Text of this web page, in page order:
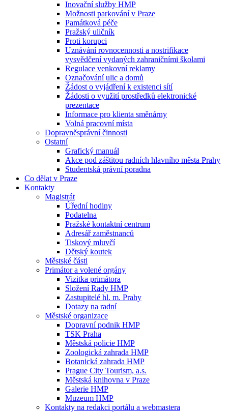
Inovační služby HMP
Možnosti parkování v Praze
Památková péče
Pražský uličník
Proti korupci
Uznávání rovnocennosti a nostrifikace
vysvědčení vydaných zahraničními školami
Regulace venkovní reklamy
Označování ulic a domů
Žádost o vyjádření k existenci sítí
Žádosti o využití prostředků elektronické
prezentace
Informace pro klienta směnárny
Volná pracovní místa
Dopravněsprávní činnosti
Ostatní
Grafický manuál
Akce pod záštitou radních hlavního města Prahy
Studentská právní poradna
Co dělat v Praze
Kontakty
Magistrát
Úřední hodiny
Podatelna
Pražské kontaktní centrum
Adresář zaměstnanců
Tiskový mluvčí
Dětský koutek
Městské části
Primátor a volené orgány
Vizitka primátora
Složení Rady HMP
Zastupitelé hl. m. Prahy
Dotazy na radní
Městské organizace
Dopravní podnik HMP
TSK Praha
Městská policie HMP
Zoologická zahrada HMP
Botanická zahrada HMP
Prague City Tourism, a.s.
Městská knihovna v Praze
Galerie HMP
Muzeum HMP
Kontakty na redakci portálu a webmastera